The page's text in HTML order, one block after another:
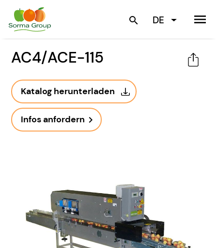
search DE menu
AC4/ACE-115
Katalog herunterladen
Infos anfordern navigate_next